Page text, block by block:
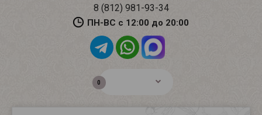
8 (812) 981-93-34
ПН-ВС с 12:00 до 20:00
0